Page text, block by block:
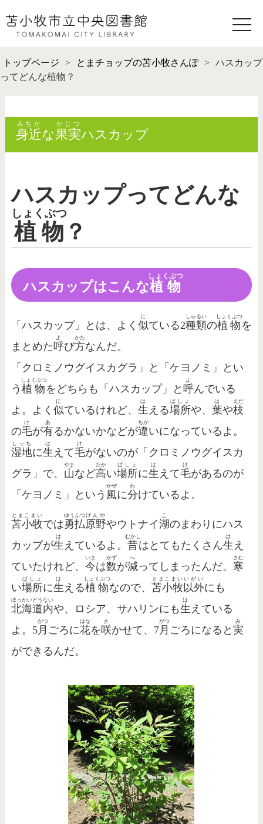
toggle
トップページ > とまチョップの苫小牧さんぽ > ハスカップ
ってどんな植物？
身近
みぢか
な果実
かじつ
ハスカップ
ハスカップってどんな
植物
しょくぶつ
？
ハスカップはこんな植物
しょくぶつ
「ハスカップ」とは、よく 似
に
ている2種類
しゅるい
の植物
しょくぶつ
を
まとめた呼
よ
び方
かた
なんだ。
「クロミノウグイスカグラ」と「ケヨノミ」とい
う 植物
しょくぶつ
をどちらも「ハスカップ」と 呼
よ
んでいる
よ。よく 似
に
ているけれど、 生
は
える場所
ばしょ
や、 葉
は
や枝
えだ
の毛
け
が有
あ
るかないかなどが違
ちが
いになっているよ。
湿地
しっち
に生
は
えて毛
け
がないのが「クロミノウグイスカ
グラ」で、 山
やま
など高
たか
い場所
ばしょ
に生
は
えて毛
け
があるのが
「ケヨノミ」という 風
かぜ
に分
わ
けているよ。
苫小牧
とまこまい
では勇払
ゆうふつ
原野
げんや
やウトナイ湖
こ
のまわりにハス
カップが生
は
えているよ。 昔
むかし
はとてもたくさん生
は
え
ていたけれど、 今
いま
は数
かず
が減
へ
ってしまったんだ。 寒
さむ
い場所
ばしょ
に生
は
える植物
しょくぶつ
なので、 苫小牧
とまこまい
以外
いがい
にも
北海道
ほっかいどう
内
ない
や、ロシア、サハリンにも生
は
えている
よ。5月
がつ
ごろに花
はな
を咲
さ
かせて、7月
がつ
ごろになると 実
み
ができるんだ。